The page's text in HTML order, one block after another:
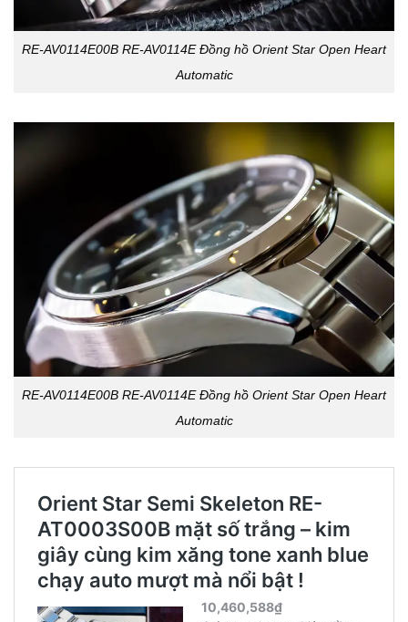
RE-AV0114E00B RE-AV0114E Đồng hồ Orient Star Open Heart
Automatic
RE-AV0114E00B RE-AV0114E Đồng hồ Orient Star Open Heart
Automatic